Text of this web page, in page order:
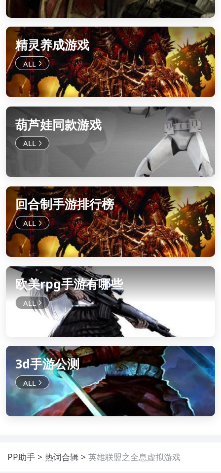
精灵养成游戏
葫芦娃同款游戏
回合制手游排行榜
欧美rpg手游有哪些
3d手游公测
PP助手 热词合辑 英雄联盟之全息虚拟游戏